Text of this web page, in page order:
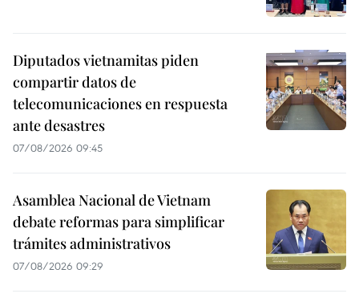
Diputados vietnamitas piden
compartir datos de
telecomunicaciones en respuesta
ante desastres
07/08/2026 09:45
Asamblea Nacional de Vietnam
debate reformas para simplificar
trámites administrativos
07/08/2026 09:29